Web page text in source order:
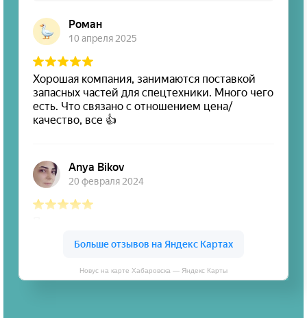
Новус на карте Хабаровска — Яндекс Карты